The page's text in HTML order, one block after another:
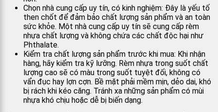
Chọn nhà cung cấp uy tín, có kinh nghiệm: Đây là yếu tố
then chốt để đảm bảo chất lượng sản phẩm và an toàn
sức khỏe. Một nhà cung cấp uy tín sẽ cung cấp rèm
nhựa chất lượng và không chứa các chất độc hại như
Phthalate.
Kiểm tra chất lượng sản phẩm trước khi mua: Khi nhận
hàng, hãy kiểm tra kỹ lưỡng. Rèm nhựa trong suốt chất
lượng cao sẽ có màu trong suốt tuyệt đối, không có
vẩn đục hay lợn cợn. Bề mặt phải mềm mịn, dẻo dai, khó
bị rách khi kéo căng. Tránh xa những sản phẩm có mùi
nhựa khó chịu hoặc dễ bị biến dạng.